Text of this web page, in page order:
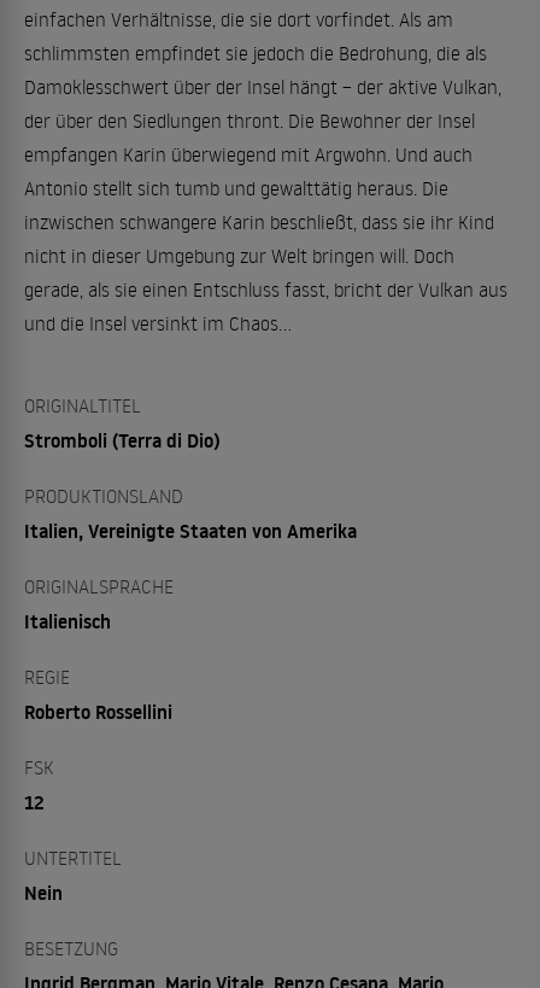
einfachen Verhältnisse, die sie dort vorfindet. Als am
schlimmsten empfindet sie jedoch die Bedrohung, die als
Damoklesschwert über der Insel hängt – der aktive Vulkan,
der über den Siedlungen thront. Die Bewohner der Insel
empfangen Karin überwiegend mit Argwohn. Und auch
Antonio stellt sich tumb und gewalttätig heraus. Die
inzwischen schwangere Karin beschließt, dass sie ihr Kind
nicht in dieser Umgebung zur Welt bringen will. Doch
gerade, als sie einen Entschluss fasst, bricht der Vulkan aus
und die Insel versinkt im Chaos…
ORIGINALTITEL
Stromboli (Terra di Dio)
PRODUKTIONSLAND
Italien, Vereinigte Staaten von Amerika
ORIGINALSPRACHE
Italienisch
REGIE
Roberto Rossellini
FSK
12
UNTERTITEL
Nein
BESETZUNG